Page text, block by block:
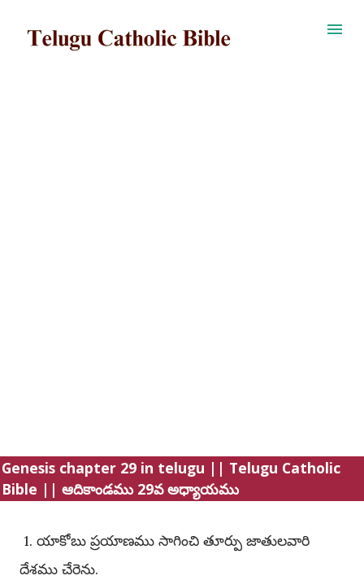
Genesis chapter 29 in telugu || Telugu Catholic
Bible || ఆదికాండము 29వ అధ్యాయము
1. యాకోబు ప్రయాణము సాగించి తూర్పు జాతులవారి
దేశము చేరెను.